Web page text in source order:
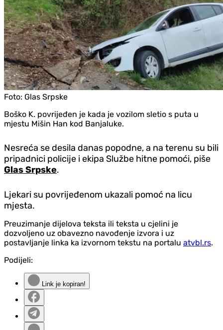
Foto: Glas Srpske
Boško K. povrijeđen je kada je vozilom sletio s puta u
mjestu Mišin Han kod Banjaluke.
Nesreća se desila danas popodne, a na terenu su bili
pripadnici policije i ekipa Službe hitne pomoći, piše
Glas Srpske.
Ljekari su povrijeđenom ukazali pomoć na licu
mjesta.
Preuzimanje dijelova teksta ili teksta u cjelini je
dozvoljeno uz obavezno navođenje izvora i uz
postavljanje linka ka izvornom tekstu na portalu atvbl.rs.
Podijeli:
Link je kopiran!